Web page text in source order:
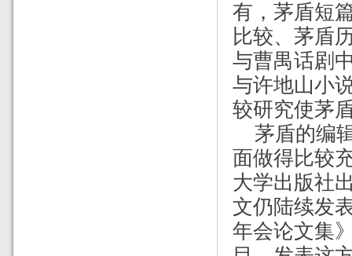
有，茅盾短
比较、茅盾
与曹禺话剧
与许地山小
较研究使茅
茅盾的编
面做得比较
大学出版社
文仍陆续发
年会论文集